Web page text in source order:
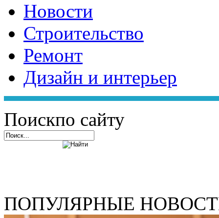
Новости
Строительство
Ремонт
Дизайн и интерьер
Поискпо сайту
ПОПУЛЯРНЫЕ